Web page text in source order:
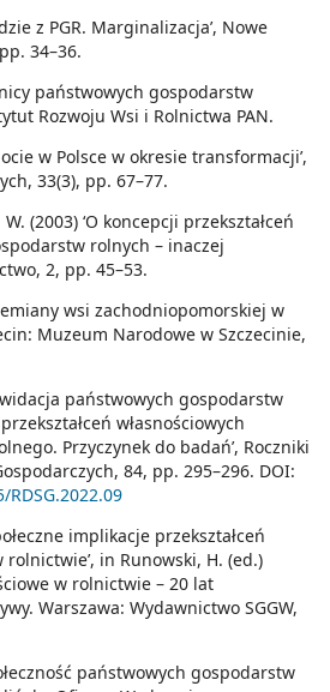
z PGR. Marginalizacja’, Nowe
34–36.
państwowych gospodarstw
Rozwoju Wsi i Rolnictwa PAN.
w Polsce w okresie transformacji’,
33(3), pp. 67–77.
(2003) ‘O koncepcji przekształceń
rolnych – inaczej
2, pp. 45–53.
wsi zachodniopomorskiej w
Muzeum Narodowe w Szczecinie,
państwowych gospodarstw
własnościowych
Przyczynek do badań’, Roczniki
84, pp. 295–296. DOI:
implikacje przekształceń
in Runowski, H. (ed.)
w rolnictwie – 20 lat
Warszawa: Wydawnictwo SGGW,
państwowych gospodarstw